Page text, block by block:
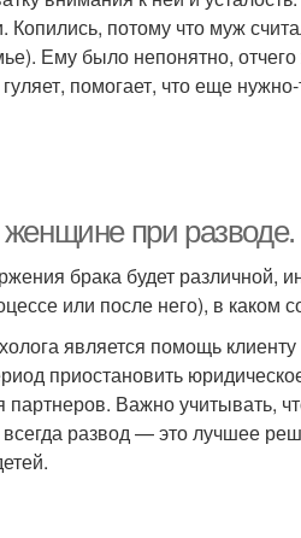
Копились, потому что муж
Ему было непонятно,
помогает, что еще
при
брака будет различной,
или после него), в каком
является помощь
приостановить
партнеров. Важно учитывать,
развод — это лучшее